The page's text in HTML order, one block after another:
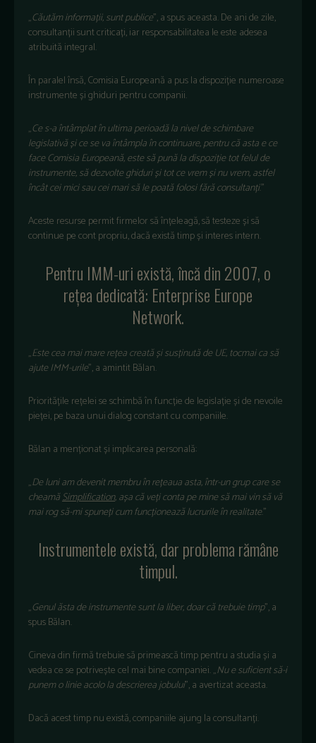
„Căutăm informații, sunt publice”, a spus aceasta. De ani de zile,
consultanții sunt criticați, iar responsabilitatea le este adesea
atribuită integral.
În paralel însă, Comisia Europeană a pus la dispoziție numeroase
instrumente și ghiduri pentru companii.
„Ce s-aîntâmplat în ultima perioadă la nivel de schimbare
legislativă și ce se vaîntâmpla în continuare, pentru că asta e ce
face Comisia Europeană, este să pună la dispoziție tot felul de
instrumente, să dezvolte ghiduri și tot ce vrem și nu vrem, astfel
încât cei mici sau cei mari să le poată folosi fără consultanți.”
Aceste resurse permit firmelor săînțeleagă, să testeze și să
continue pe cont propriu, dacă există timp și interes intern.
Pentru IMM-uri există,încă din 2007, o
rețea dedicată: Enterprise Europe
Network.
„Este cea mai mare rețea creată și susținută de UE, tocmai ca să
ajute IMM-urile”, a amintit Bălan.
Prioritățile rețelei se schimbăîn funcție de legislație și de nevoile
pieței, pe baza unui dialog constant cu companiile.
Bălan a menționat și implicarea personală:
„De luni am devenit membruîn rețeaua asta,într-un grup care se
cheamăSimplification, așa că veți conta pe mine să mai vin să vă
mai rog să-mi spuneți cum funcționează lucrurileîn realitate.”
Instrumentele există, dar problema rămâne
timpul.
„Genulăsta de instrumente sunt la liber, doar că trebuie timp”, a
spus Bălan.
Cineva din firmă trebuie să primească timp pentru a studia și a
vedea ce se potrivește cel mai bine companiei.„Nu e suficient să-i
punem o linie acolo la descrierea jobului”, a avertizat aceasta.
Dacă acest timp nu există, companiile ajung la consultanți.